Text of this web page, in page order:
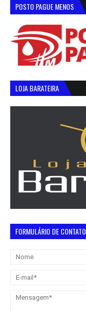
POSTO PAGUE MENOS
LOJA BARATEIRA
FORMULÁRIO DE CONTATO